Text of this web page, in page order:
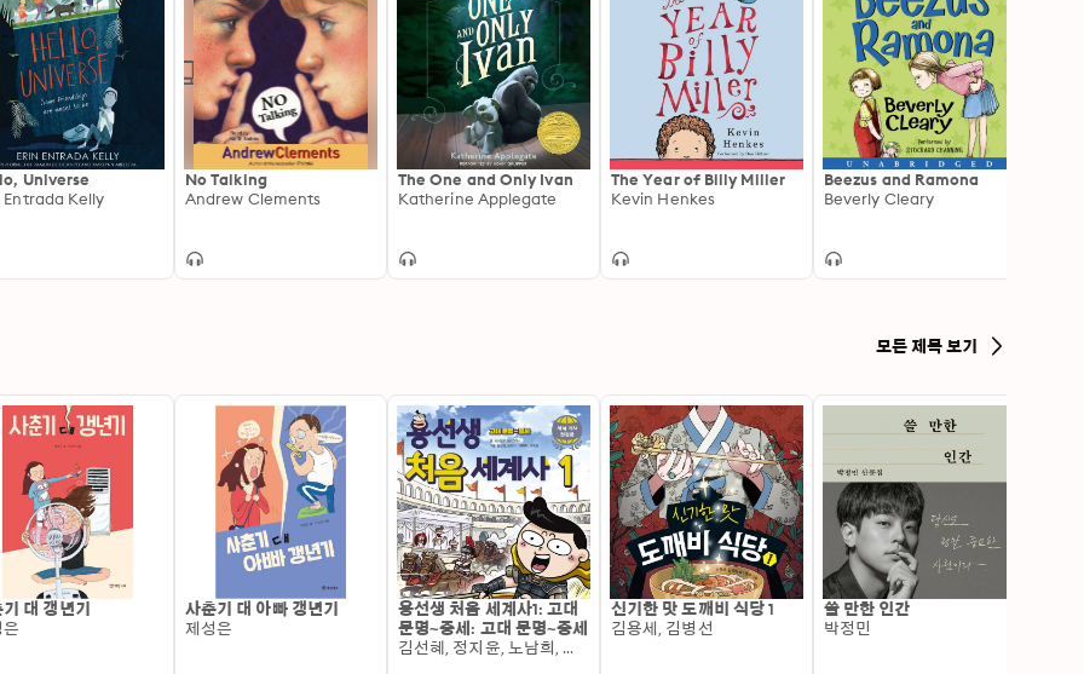
Universe
Entrada Kelly
No Talking
Andrew Clements
The One and Only Ivan
Katherine Applegate
The Year of Billy Miller
Kevin Henkes
Beezus and Ramona
Beverly Cleary
모든 제목 보기
대 갱년기
사춘기 대 아빠 갱년기
제성은
용선생 처음 세계사1: 고대
문명~중세: 고대 문명~중세
김선혜, 정지윤, 노남희, 뭉선생, 윤효식, 이우일, 김선빈, 사회평론 역사연구소
신기한 맛 도깨비 식당 1
김용세, 김병선
쓸 만한 인간
박정민